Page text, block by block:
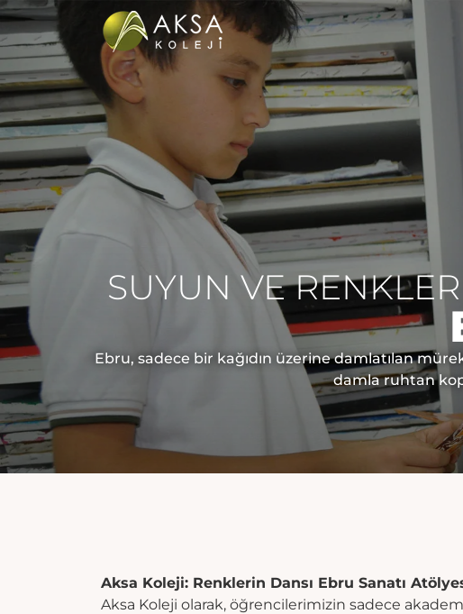
SUYUN VE
Ebru, sadece bir kağıdın üzerine damlatılan
damla ruhtan
Aksa Koleji: Renklerin Dansı Ebru Sanatı
Aksa Koleji olarak, öğrencilerimizin sadece